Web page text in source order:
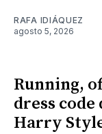
RAFA IDIÁQUEZ
agosto 5, 2026
Running,
dress code
Harry